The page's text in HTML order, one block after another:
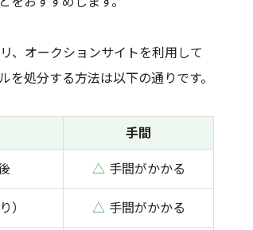
、オークションサイトを利用して
処分する方法は以下の通りです。
手間
△ 手間がかかる
） △ 手間がかかる